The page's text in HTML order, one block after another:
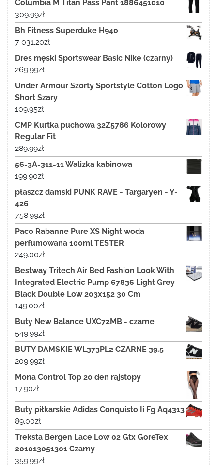
Columbia M Titan Pass Pant 1886451010
309.99zł
Bh Fitness Superduke H940
7 031.20zł
Dres męski Sportswear Basic Nike (czarny)
269.99zł
Under Armour Szorty Sportstyle Cotton Logo
Short Szary
109.95zł
CMP Kurtka puchowa 32Z5786 Kolorowy
Regular Fit
289.99zł
56-3A-311-11 Walizka kabinowa
199.90zł
płaszcz damski PUNK RAVE - Targaryen - Y-
426
758.99zł
Paco Rabanne Pure XS Night woda
perfumowana 100ml TESTER
249.00zł
Bestway Tritech Air Bed Fashion Look With
Integrated Electric Pump 67836 Light Grey
Black Double Low 203x152 30 Cm
149.00zł
Buty New Balance UXC72MB - czarne
549.99zł
BUTY DAMSKIE WL373PL2 CZARNE 39.5
209.99zł
Mona Control Top 20 den rajstopy
17.90zł
Buty piłkarskie Adidas Conquisto Ii Fg Aq4313
89.00zł
Treksta Bergen Lace Low 02 Gtx GoreTex
201013051301 Czarny
359.99zł